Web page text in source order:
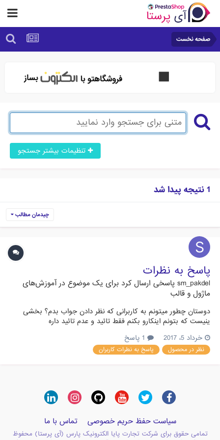
صفحه نخست
تنظیمات بیشتر جستجو
1 نتیجه پیدا شد
چیدمان مطالب
پاسخ به نظرات
sm_pakdel پاسخی ارسال کرد برای یک موضوع درآموزش‌های
ماژول و قالب
دوستان چطور میتونم به کاربرانی که نظر دادن جواب بدم؟ بخشی
ینیست که بتونم اینکارو بکنم فقط تائید و عدم تائید داره
خرداد 5، 2017
نظر در محصول پاسخ به نطرات کاربران
سیاست حفظ حریم خصوصی تماس با ما
تمامی حقوق برای شرکت تجارت پایا الکترونیک پارس (آی پرستا) محفوظ